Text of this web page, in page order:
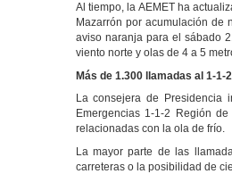
Al tiempo, la AEMET ha
Mazarrón por acumulación de
aviso naranja para el sábado
viento norte y olas de 4 a 5
Más de 1.300 llamadas al 1-1-2
La consejera de
Emergencias 1-1-2 Región
relacionadas con la ola de frío.
La mayor parte de las
carreteras o la posibilidad de